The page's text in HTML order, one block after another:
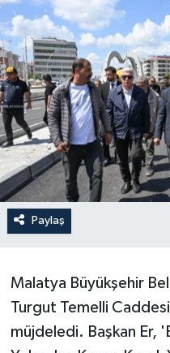
Paylaş
Malatya Büyükşehir
Turgut Temelli
müjdeledi. Başkan Er,